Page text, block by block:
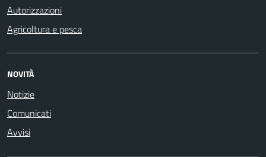
Autorizzazioni
Agricoltura e pesca
NOVITÀ
Notizie
Comunicati
Avvisi